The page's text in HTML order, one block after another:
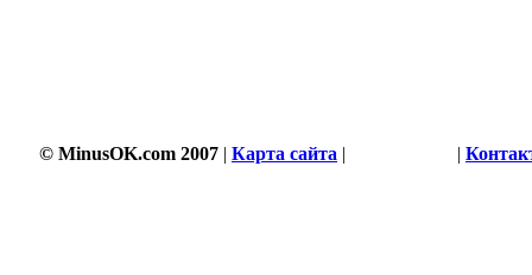
© MinusOK.com 2007 | Карта сайта | |